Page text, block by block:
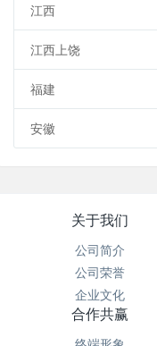
江西
江西上饶
福建
安徽
关于我们
公司简介
公司荣誉
企业文化
合作共赢